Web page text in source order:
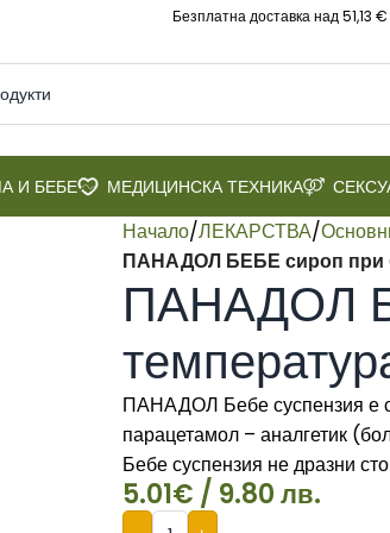
Безплатна доставка над 51,13 €
И БЕБЕ МЕДИЦИНСКА ТЕХНИКА
Начало/ЛЕКАРСТВА/
ПАНАДОЛ БЕБЕ сироп при
ПАНАДОЛ
ПАНАДОЛ Бебе суспензия е с
парацетамол – аналгетик
Бебе суспензия не дразни
5.01€ / 9.80 лв.